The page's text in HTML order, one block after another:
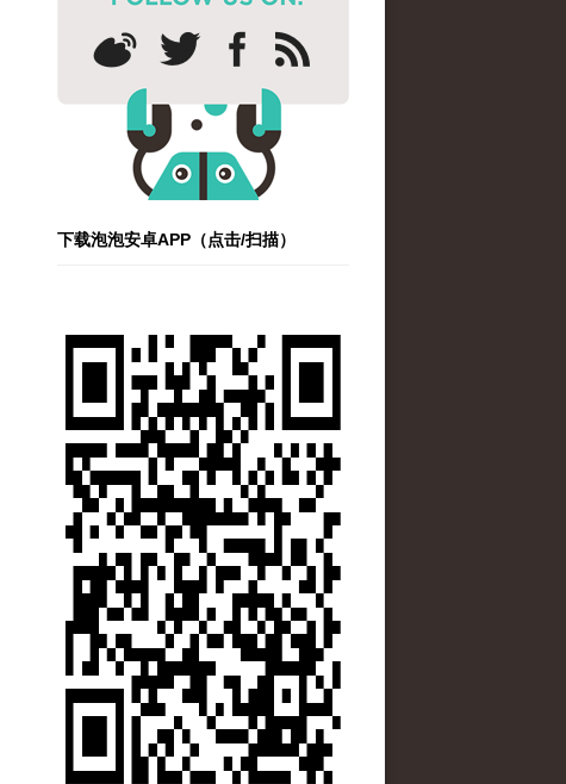
下载泡泡安卓APP（点击/扫描）